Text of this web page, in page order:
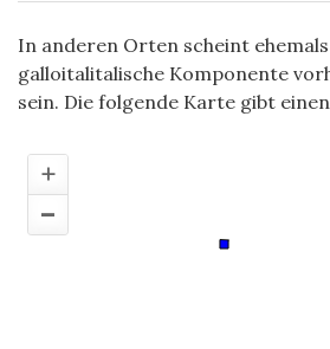
In anderen Orten scheint
galloitalitalische Komponente
sein. Die folgende Karte gibt
+
–